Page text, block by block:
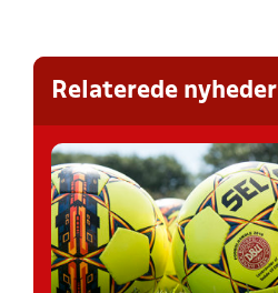
Relaterede nyheder